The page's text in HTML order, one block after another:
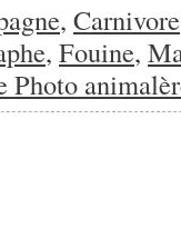
, Carnivore
, Fouine,
Photo